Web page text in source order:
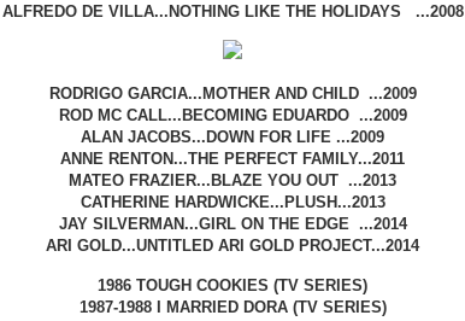
ALFREDO DE VILLA...NOTHING LIKE THE HOLIDAYS ...2008
RODRIGO GARCIA...MOTHER AND CHILD ...2009
ROD MC CALL...BECOMING EDUARDO ...2009
ALAN JACOBS...DOWN FOR LIFE ...2009
ANNE RENTON...THE PERFECT FAMILY...2011
MATEO FRAZIER...BLAZE YOU OUT ...2013
CATHERINE HARDWICKE...PLUSH...2013
JAY SILVERMAN...GIRL ON THE EDGE ...2014
ARI GOLD...UNTITLED ARI GOLD PROJECT...2014
1986 TOUGH COOKIES (TV SERIES)
1987-1988 I MARRIED DORA (TV SERIES)